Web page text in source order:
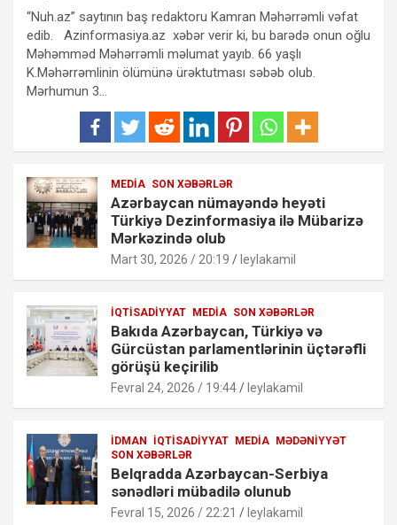
“Nuh.az” saytının baş redaktoru Kamran Məhərrəmli vəfat
edib. Azinformasiya.az xəbər verir ki, bu barədə onun oğlu
Məhəmməd Məhərrəmli məlumat yayıb. 66 yaşlı
K.Məhərrəmlinin ölümünə ürəktutması səbəb olub.
Mərhumun 3…
MEDIA SON XƏBƏRLƏR
Azərbaycan nümayəndə heyəti
Türkiyə Dezinformasiya ilə Mübarizə
Mərkəzində olub
Mart 30, 2026 / 20:19 leylakamil
İQTISADIYYAT MEDIA SON XƏBƏRLƏR
Bakıda Azərbaycan, Türkiyə və
Gürcüstan parlamentlərinin üçtərəfli
görüşü keçirilib
Fevral 24, 2026 / 19:44 leylakamil
İDMAN İQTISADIYYAT MEDIA MƏDƏNIYYƏT
SON XƏBƏRLƏR
Belqradda Azərbaycan-Serbiya
sənədləri mübadilə olunub
Fevral 15, 2026 / 22:21 leylakamil